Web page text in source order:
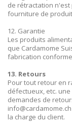
de rétractation
fourniture de
12. Garantie
Les produits
que Cardamome
fabrication
13. Retours
Pour tout retour en
défectueux, etc.
demandes de
la charge du client.